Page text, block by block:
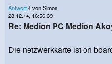
Antwort4 von Simon
28.12.14, 16:56:39
Re: Medion PC Medion
Die netzwerkkarte ist on